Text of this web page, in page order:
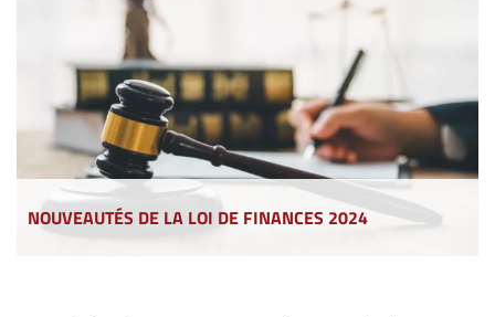
NOUVEAUTÉS DE LA LOI DE FINANCES 2024